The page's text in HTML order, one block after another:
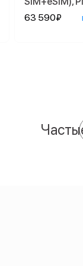
63 590₽